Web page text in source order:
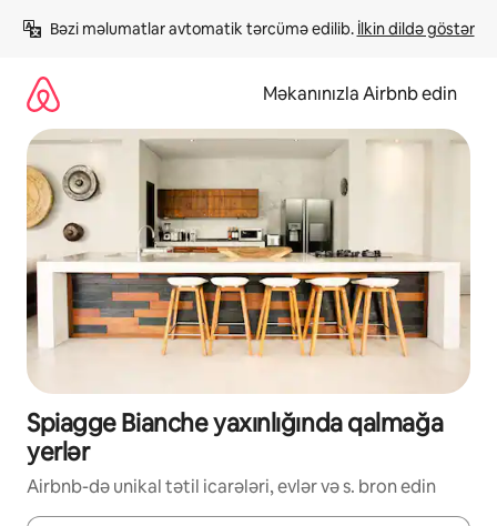
keç
Bəzi məlumatlar avtomatik tərcümə edilib. İlkin dildə göstər
Məkanınızla Airbnb edin
Spiagge Bianche yaxınlığında qalmağa
yerlər
Airbnb-də unikal tətil icarələri, evlər və s. bron edin